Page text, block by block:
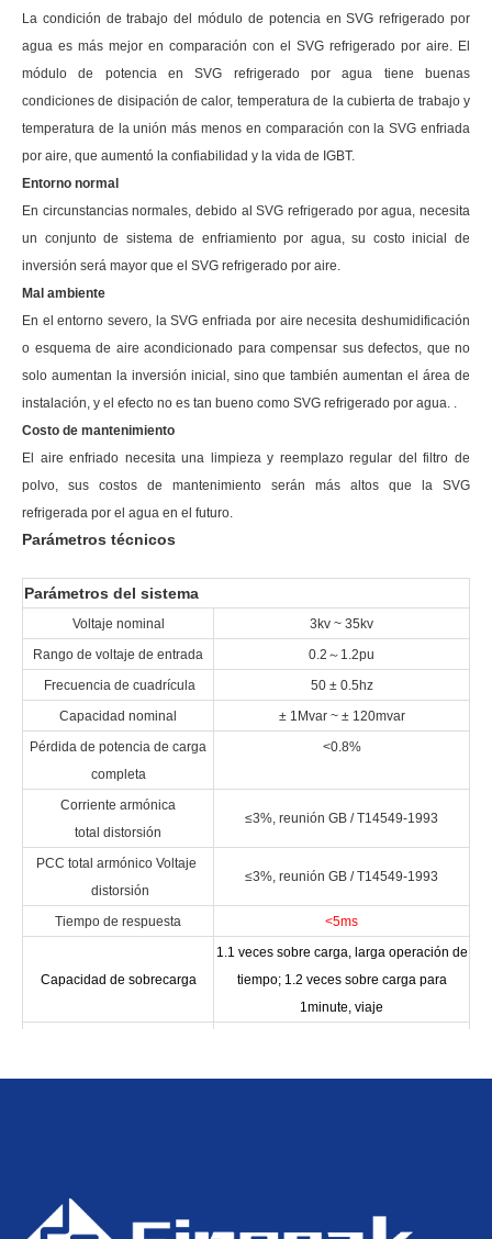
La condición de trabajo del módulo de potencia en SVG refrigerado por
agua es más mejor en comparación con el SVG refrigerado por aire. El
módulo de potencia en SVG refrigerado por agua tiene buenas
condiciones de disipación de calor, temperatura de la cubierta de trabajo y
temperatura de la unión más menos en comparación con la SVG enfriada
por aire, que aumentó la confiabilidad y la vida de IGBT.
Entorno normal
En circunstancias normales, debido al SVG refrigerado por agua, necesita
un conjunto de sistema de enfriamiento por agua, su costo inicial de
inversión será mayor que el SVG refrigerado por aire.
Mal ambiente
En el entorno severo, la SVG enfriada por aire necesita deshumidificación
o esquema de aire acondicionado para compensar sus defectos, que no
solo aumentan la inversión inicial, sino que también aumentan el área de
instalación, y el efecto no es tan bueno como SVG refrigerado por agua. .
Costo de mantenimiento
El aire enfriado necesita una limpieza y reemplazo regular del filtro de
polvo, sus costos de mantenimiento serán más altos que la SVG
refrigerada por el agua en el futuro.
Parámetros técnicos
Parámetros del sistema
Voltaje nominal
3kv ~ 35kv
Rango de voltaje de entrada
0.2 ～ 1.2pu
Frecuencia de cuadrícula
50 ± 0.5hz
Capacidad nominal
± 1Mvar ~ ± 120mvar
Pérdida de potencia de carga
completa
<0.8%
Corriente armónica
total distorsión
≤3%, reunión GB / T14549-1993
PCC total armónico Voltaje
distorsión
≤3%, reunión GB / T14549-1993
Tiempo de respuesta <5ms
Capacidad de sobrecarga
1.1 veces sobre carga, larga operación de
tiempo; 1.2 veces sobre carga para
1minute, viaje